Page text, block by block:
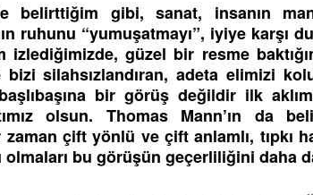
belirttiğim gibi, sanat, insanın
ruhunu “yumuşatmayı”, iyiye karşı
güzel bir resme
silahsızlandıran, adeta elimizi
bir görüş değildir ilk
olsun. Thomas Mann’ın da
çift yönlü ve çift anlamlı, tıpkı
bu görüşün geçerliliğini daha